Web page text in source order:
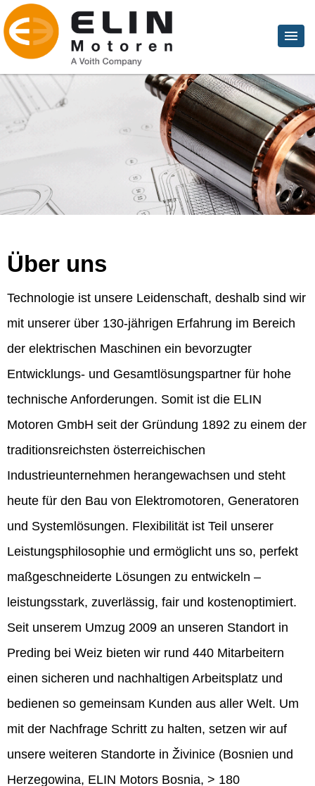
Über uns
Technologie ist unsere Leidenschaft, deshalb sind wir
mit unserer über 130-jährigen Erfahrung im Bereich
der elektrischen Maschinen ein bevorzugter
Entwicklungs- und Gesamtlösungspartner für hohe
technische Anforderungen. Somit ist die ELIN
Motoren GmbH seit der Gründung 1892 zu einem der
traditionsreichsten österreichischen
Industrieunternehmen herangewachsen und steht
heute für den Bau von Elektromotoren, Generatoren
und Systemlösungen. Flexibilität ist Teil unserer
Leistungsphilosophie und ermöglicht uns so, perfekt
maßgeschneiderte Lösungen zu entwickeln –
leistungsstark, zuverlässig, fair und kostenoptimiert.
Seit unserem Umzug 2009 an unseren Standort in
Preding bei Weiz bieten wir rund 440 Mitarbeitern
einen sicheren und nachhaltigen Arbeitsplatz und
bedienen so gemeinsam Kunden aus aller Welt. Um
mit der Nachfrage Schritt zu halten, setzen wir auf
unsere weiteren Standorte in Živinice (Bosnien und
Herzegowina, ELIN Motors Bosnia, > 180